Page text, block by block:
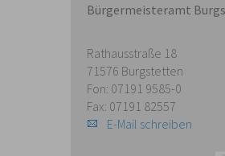
Bürgermeisteramt
Rathausstraße 18
71576 Burgstetten
Fon: 07191 9585-0
Fax: 07191 82557
E-Mail schreiben